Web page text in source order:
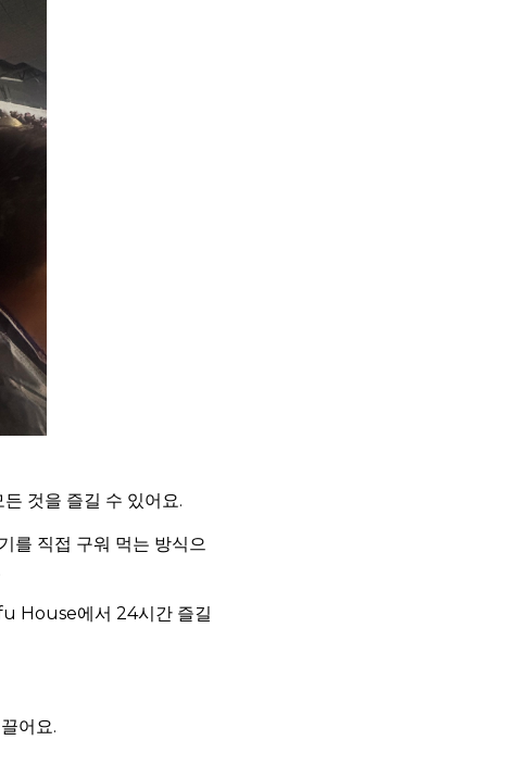
것을 즐길 수 있어요.
를 직접 구워 먹는 방식으
House에서 24시간 즐길
어요.